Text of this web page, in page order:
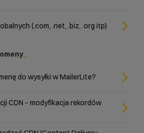
(.com, .net, .biz, .org itp)
do wysyłki w MailerLite?
CDN – modyfikacja rekordów